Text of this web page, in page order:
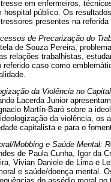
em enfermeiros,
hospital público. Os
presentes na referida
de Precarização do
de Souza Pereira,
relações trabalhistas,
referido caso como
da Violência no
Lacerda Junior
Martín-Baró sobre a
da violência, os
capitalista e para o
Mobbing e Saúde Mental:
de Paula Cunha, Igor da
Vivian Daniele de Lima e
e saúde/doença mental.